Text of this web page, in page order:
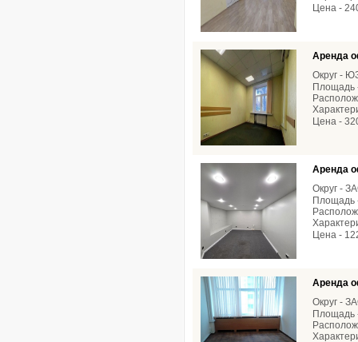
Цена -
Аренда
Округ -
Площадь
Цена -
Аренда
Округ -
Площадь
Цена -
Аренда
Округ -
Площадь